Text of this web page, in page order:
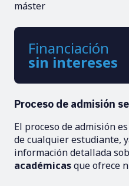
máster
Financiación
sin intereses
Proceso de admisión
El proceso de admisión
de cualquier estudiante,
información detallada
académicasque ofrece